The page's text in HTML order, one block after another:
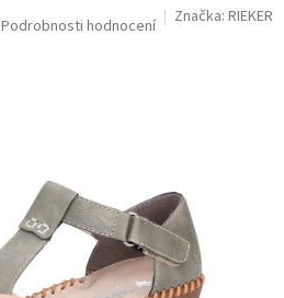
Podrobnosti hodnocení Značka: RIEKER